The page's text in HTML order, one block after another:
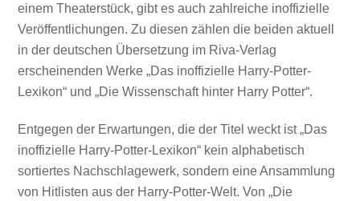
einem Theaterstück, gibt es auch zahlreiche inoffizielle
Veröffentlichungen. Zu diesen zählen die beiden aktuell
in der deutschen Übersetzung im Riva-Verlag
erscheinenden Werke „Das inoffizielle Harry-Potter-
Lexikon“ und „Die Wissenschaft hinter Harry Potter“.
Entgegen der Erwartungen, die der Titel weckt ist „Das
inoffizielle Harry-Potter-Lexikon“ kein alphabetisch
sortiertes Nachschlagewerk, sondern eine Ansammlung
von Hitlisten aus der Harry-Potter-Welt. Von „Die